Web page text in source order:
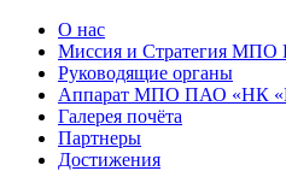
О нас
Миссия и Стратегия
Руководящие органы
Аппарат МПО ПАО «НК
Галерея почёта
Партнеры
Достижения